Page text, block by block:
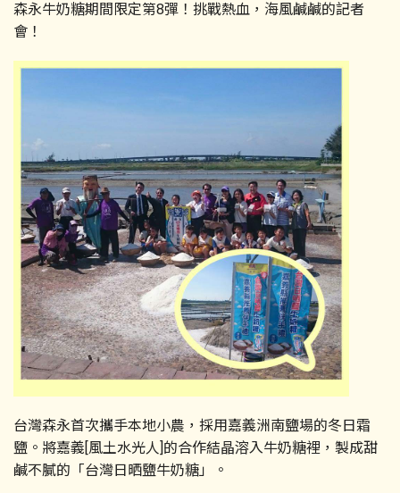
森永牛奶糖期間限定第8彈！挑戰熱血，海風鹹鹹的記者
會！
台灣森永首次攜手本地小農，採用嘉義洲南鹽場的冬日霜
鹽。將嘉義[風土水光人]的合作結晶溶入牛奶糖裡，製成甜
鹹不膩的「台灣日晒鹽牛奶糖」。